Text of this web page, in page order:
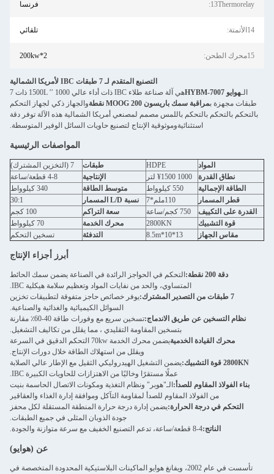
13Thermorelay: فرنسا
14الأتمتة: تلقائي
15محرك الطحن: 200kw*2
التصنيع المتقدم لـ 7 طبقات IBC لأمريكا الشمالية
الـهوايو HYBM-7007
هي آلة صناعة طلاء IBC ذات أداء عالي 1000 ′′ 1500L ذات 7
طبقات مجهزة بمراقبة سمك باريسون MOOG 200 نقطة
والجهاز ذكي لجهاز التحكم
بالتحكم بالتحكم بالتحكم باللمس مصمم لمصنعي أمريكا الشمالية هذه الآلة توفر دقة
استثنائيةوموثوقية الإنتاج لتصنيع حاويات السائل الوفير المتوسطة.
المواصفات الرئيسية
المواد HDPE طبقات
7 (التخزين المشترك)
نطاق القدرة
1000 ¥1500 لتر الإنتاجية
4-8 قطعة/ساعة
الطاقة الإجمالية
550 كيلوواط متوسط الطاقة
340 كيلوواط
قطر المسمار
110ملم*7 نسبة L/D المسمار
30:1
القدرة على التكييف
750 كجم/ساعة سعة التراكم
100 كجم
قوة التشبيك
2800KN محرك الخدمة
70 كيلوواط
مقاس الجهاز
13*10*8.5m التدفئة تسخين التحكم
أبرز أجزاء الإنتاج
دقة 200 نقطة:
التحكم في الحواجز الرائدة في الصناعة يضمن سمك الحائط
المتساوي، والحد من نفايات المواد وتعظيم سلامة هيكلية IBC.
7 طبقات من التصدير المشترك:
يوفر خصائص حاجز متفوقة لتطبيقات تخزين
السوائل الكيميائية والغذائية والصناعية.
نظام التسخين عن طريق الاندماج:
تسخين سريع مع وفورات طاقة 40-60٪ مقارنة
بتسخين المقاومة التقليدي ، مما يقلل من تكاليف التشغيل.
محرك القيادة الخدمية
يضمن محرك الخدمة 70kw التحكم الدقيق في السرعة
ويقلل من استهلاك الطاقة خلال دورات الإنتاج.
2800KN قوة التشبيك:
يضمن التشغيل الهيدروليكي الثقيل مع الإطار عالي الصلابة
عملًا مستقرًا وخاليًا من الاهتزازات للحاويات الكبيرة IBC.
بناء الفولاذ المقاوم للصدأ: الـ"هوبر" ونظام التغذية ومكونات الاتصال الحاسمة بنيت
من الفولاذ المقاوم للصدأ لمقاومة التآكل وموافقة إدارة الغذاء والعقاقير
التحكم في درجة الحرارة:يضمن إدارة درجة حرارة المنطقة المستقلة لكل محفز
جودة الذوبان المثلى في جميع الطبقات.
الناتج:4-8 قطعة/ساعة، تدعم التصنيع الخفيف مع سرعة متوازنة والجودة.
عن (هوايو)
تأسست في عام 2002، ويفانغ هوايو الماكينات البلاستيكية المحدودة المتخصصة في